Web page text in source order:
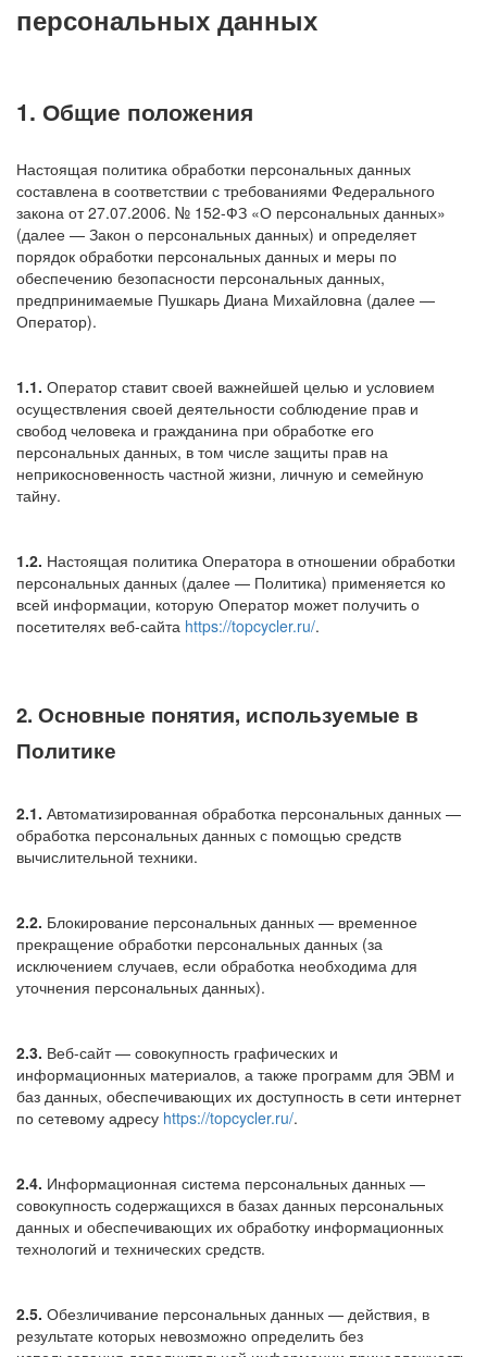
персональных данных
1. Общие положения
Настоящая политика обработки персональных данных
составлена в соответствии с требованиями Федерального
закона от 27.07.2006. № 152-ФЗ «О персональных данных»
(далее — Закон о персональных данных) и определяет
порядок обработки персональных данных и меры по
обеспечению безопасности персональных данных,
предпринимаемые Пушкарь Диана Михайловна (далее —
Оператор).
1.1. Оператор ставит своей важнейшей целью и условием
осуществления своей деятельности соблюдение прав и
свобод человека и гражданина при обработке его
персональных данных, в том числе защиты прав на
неприкосновенность частной жизни, личную и семейную
тайну.
1.2. Настоящая политика Оператора в отношении обработки
персональных данных (далее — Политика) применяется ко
всей информации, которую Оператор может получить о
посетителях веб-сайта https://topcycler.ru/.
2. Основные понятия, используемые в
Политике
2.1. Автоматизированная обработка персональных данных —
обработка персональных данных с помощью средств
вычислительной техники.
2.2. Блокирование персональных данных — временное
прекращение обработки персональных данных (за
исключением случаев, если обработка необходима для
уточнения персональных данных).
2.3. Веб-сайт — совокупность графических и
информационных материалов, а также программ для ЭВМ и
баз данных, обеспечивающих их доступность в сети интернет
по сетевому адресу https://topcycler.ru/.
2.4. Информационная система персональных данных —
совокупность содержащихся в базах данных персональных
данных и обеспечивающих их обработку информационных
технологий и технических средств.
2.5. Обезличивание персональных данных — действия, в
результате которых невозможно определить без